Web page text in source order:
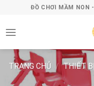
content
ĐỒ CHƠI MẦM NON
TRANG CHỦ / THIẾT